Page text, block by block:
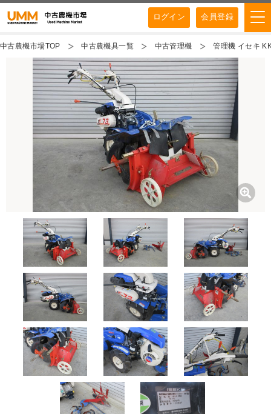
ログイン 会員登録
中古農機市場TOP 中古農機具一覧 中古管理機 管理機 イセキ